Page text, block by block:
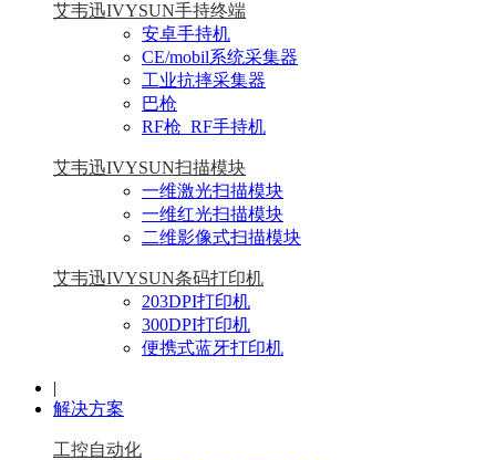
艾韦迅IVYSUN手持终端
安卓手持机
CE/mobil系统采集器
工业抗摔采集器
巴枪
RF枪_RF手持机
艾韦迅IVYSUN扫描模块
一维激光扫描模块
一维红光扫描模块
二维影像式扫描模块
艾韦迅IVYSUN条码打印机
203DPI打印机
300DPI打印机
便携式蓝牙打印机
|
解决方案
工控自动化